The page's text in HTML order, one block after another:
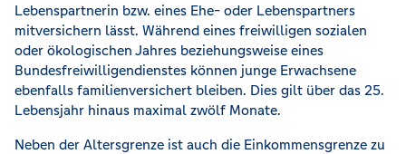
Lebenspartnerin bzw. eines Ehe- oder Lebenspartners
mitversichern lässt. Während eines freiwilligen sozialen
oder ökologischen Jahres beziehungsweise eines
Bundesfreiwilligendienstes können junge Erwachsene
ebenfalls familienversichert bleiben. Dies gilt über das 25.
Lebensjahr hinaus maximal zwölf Monate.
Neben der Altersgrenze ist auch die Einkommensgrenze zu